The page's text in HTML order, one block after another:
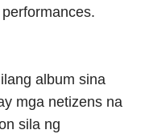
album sina
mga netizens na
sila ng